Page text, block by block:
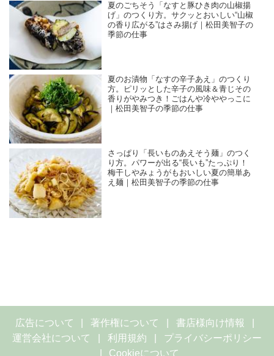
夏のごちそう「なすと豚ひき肉の山椒揚
げ」のつくり方。サクッとおいしい“山椒
の香り広がる”はさみ揚げ｜松田美智子の
季節の仕事
夏のお漬物「なすの辛子あえ」のつくり
方。ピリッとした辛子の風味＆青じその
香りがやみつき！ごはんや冷ややっこに
｜松田美智子の季節の仕事
さっぱり「長いものあえそう麺」のつく
り方。パワーが出る“長いも”たっぷり！
梅干しやみょうがもおいしい夏の簡単あ
え麺｜松田美智子の季節の仕事
広告について 著作権について
書店様向け情報
運営会社について
利用規約
プライバシーポリシー
Cookieについて